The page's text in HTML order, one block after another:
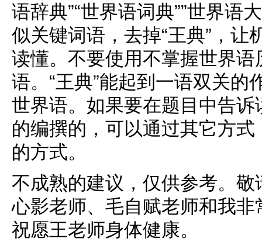
语辞典”“世界语词典””世界语
似关键词语，去掉“王典”，让
读懂。不要使用不掌握世界
语。“王典”能起到一语双关的
世界语。如果要在题目中告诉
的编撰的，可以通过其它方
的方式。
不成熟的建议，仅供参考。
心影老师、毛自赋老师和我
祝愿王老师身体健康。